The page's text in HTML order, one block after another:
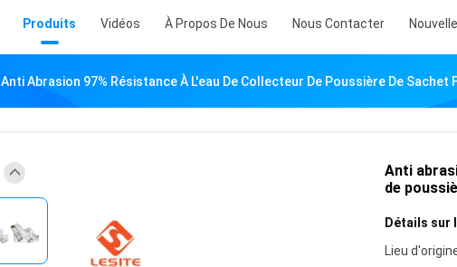
Produits Vidéos À Propos De Nous Nous Contacter
Anti Abrasion 97% Résistance À L'eau De Collecteur De Poussière De Sachet
Anti
de
Détails sur
Lieu